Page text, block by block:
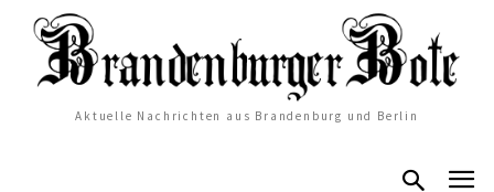
Aktuelle Nachrichten aus Brandenburg und Berlin